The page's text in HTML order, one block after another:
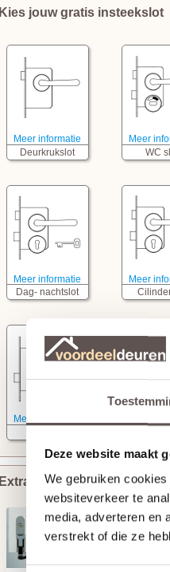
Deze website maakt
We gebruiken
websiteverkeer te
media, adverteren en
verstrekt of die ze
Kies jouw gratis insteekslot
Meer informatie
Deurkrukslot
Meer
WC
Meer informatie
Dag- nachtslot
Meer
Meer informatie
Extra bewerkingen